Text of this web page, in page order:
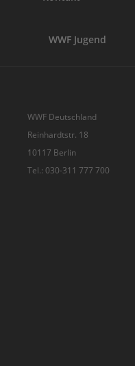
WWF Jugend
WWF Deutschland
Reinhardtstr. 18
10117 Berlin
Tel.: 030-311 777 700